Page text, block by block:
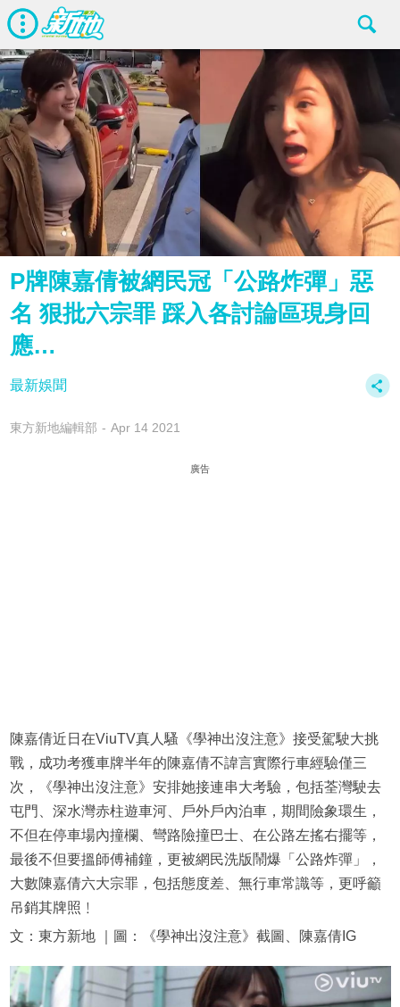
P牌陳嘉倩被網民冠「公路炸彈」惡
名 狠批六宗罪 踩入各討論區現身回
應…
最新娛聞
東方新地編輯部 Apr 14 2021
廣告
陳嘉倩近日在ViuTV真人騷《學神出沒注意》接受駕駛大挑
戰，成功考獲車牌半年的陳嘉倩不諱言實際行車經驗僅三
次，《學神出沒注意》安排她接連串大考驗，包括荃灣駛去
屯門、深水灣赤柱遊車河、戶外戶內泊車，期間險象環生，
不但在停車場內撞欄、彎路險撞巴士、在公路左搖右擺等，
最後不但要搵師傅補鐘，更被網民洗版鬧爆「公路炸彈」，
大數陳嘉倩六大宗罪，包括態度差、無行車常識等，更呼籲
吊銷其牌照﹗
文：東方新地 ｜圖：《學神出沒注意》截圖、陳嘉倩IG